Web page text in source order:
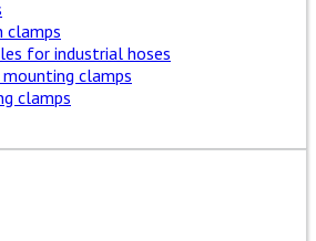
clamps
for industrial hoses
mounting clamps
clamps